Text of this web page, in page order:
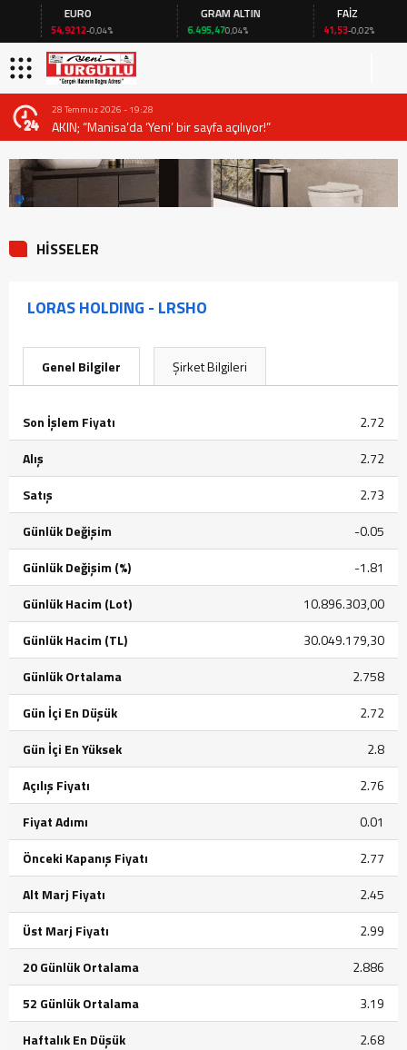
EURO
54,9212-0,04%
GRAM ALTIN
6.495,470,04%
FAİZ
41,53-0,02%
28 Temmuz 2026 - 19:28
AKIN; “Manisa’da ‘Yeni’ bir sayfa açılıyor!”
HİSSELER
LORAS HOLDING - LRSHO
Genel Bilgiler Şirket Bilgileri
Son İşlem Fiyatı
2.72
Alış
2.72
Satış
2.73
Günlük Değişim
-0.05
Günlük Değişim (%)
-1.81
Günlük Hacim (Lot)
10.896.303,00
Günlük Hacim (TL)
30.049.179,30
Günlük Ortalama
2.758
Gün İçi En Düşük
2.72
Gün İçi En Yüksek
2.8
Açılış Fiyatı
2.76
Fiyat Adımı
0.01
Önceki Kapanış Fiyatı
2.77
Alt Marj Fiyatı
2.45
Üst Marj Fiyatı
2.99
20 Günlük Ortalama
2.886
52 Günlük Ortalama
3.19
Haftalık En Düşük
2.68